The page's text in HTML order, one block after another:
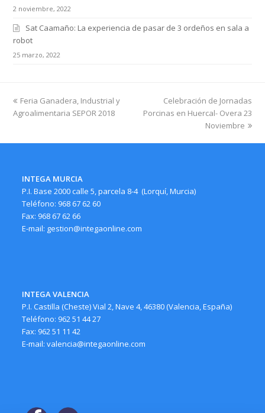
2 noviembre, 2022
Sat Caamaño: La experiencia de pasar de 3 ordeños en sala a
robot
25 marzo, 2022
previous
post:
Feria Ganadera, Industrial y
Agroalimentaria SEPOR 2018
next
post:
Celebración de Jornadas
Porcinas en Huercal- Overa 23
Noviembre
INTEGA MURCIA
P.I. Base 2000 calle 5, parcela 8-4 (Lorquí, Murcia)
Teléfono: 968 67 62 60
Fax: 968 67 62 66
E-mail: gestion@integaonline.com
INTEGA VALENCIA
P.I. Castilla (Cheste) Vial 2, Nave 4, 46380 (Valencia, España)
Teléfono: 962 51 44 27
Fax: 962 51 11 42
E-mail: valencia@integaonline.com